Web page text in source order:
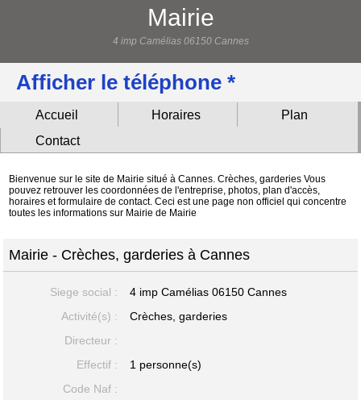
Mairie
4 imp Camélias 06150 Cannes
Afficher le téléphone *
Accueil Horaires
Plan
Contact
Bienvenue sur le site de Mairie situé à Cannes. Crèches, garderies Vous
pouvez retrouver les coordonnées de l'entreprise, photos, plan d'accès,
horaires et formulaire de contact. Ceci est une page non officiel qui concentre
toutes les informations sur Mairie de Mairie
Mairie - Crèches, garderies à Cannes
Siege social : 4 imp Camélias06150 Cannes
Activité(s) :
Crèches, garderies
Directeur :
Effectif :
1 personne(s)
Code Naf :